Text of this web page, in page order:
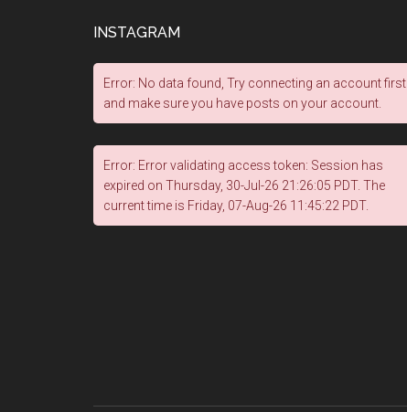
INSTAGRAM
Error: No data found, Try connecting an account first
and make sure you have posts on your account.
Error: Error validating access token: Session has
expired on Thursday, 30-Jul-26 21:26:05 PDT. The
current time is Friday, 07-Aug-26 11:45:22 PDT.